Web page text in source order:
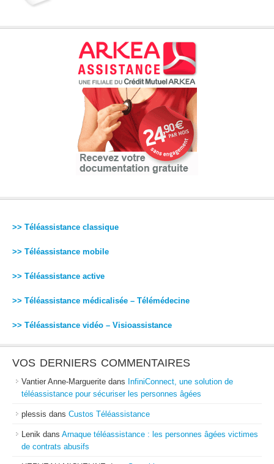
>> Téléassistance classique
>> Téléassistance mobile
>> Téléassistance active
>> Téléassistance médicalisée – Télémédecine
>> Téléassistance vidéo – Visioassistance
VOS DERNIERS COMMENTAIRES
Vantier Anne-Marguerite dans InfiniConnect, une solution de
téléassistance pour sécuriser les personnes âgées
plessis dans Custos Téléassistance
Lenik dans Arnaque téléassistance : les personnes âgées victimes
de contrats abusifs